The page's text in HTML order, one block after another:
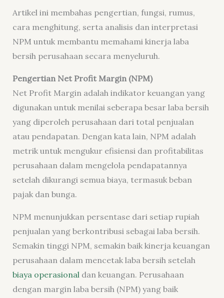
Artikel ini membahas pengertian, fungsi, rumus,
cara menghitung, serta analisis dan interpretasi
NPM untuk membantu memahami kinerja laba
bersih perusahaan secara menyeluruh.
Pengertian Net Profit Margin (NPM)
Net Profit Margin adalah indikator keuangan yang
digunakan untuk menilai seberapa besar laba bersih
yang diperoleh perusahaan dari total penjualan
atau pendapatan. Dengan kata lain, NPM adalah
metrik untuk mengukur efisiensi dan profitabilitas
perusahaan dalam mengelola pendapatannya
setelah dikurangi semua biaya, termasuk beban
pajak dan bunga.
NPM menunjukkan persentase dari setiap rupiah
penjualan yang berkontribusi sebagai laba bersih.
Semakin tinggi NPM, semakin baik kinerja keuangan
perusahaan dalam mencetak laba bersih setelah
biaya operasionaldan keuangan. Perusahaan
dengan margin laba bersih (NPM) yang baik